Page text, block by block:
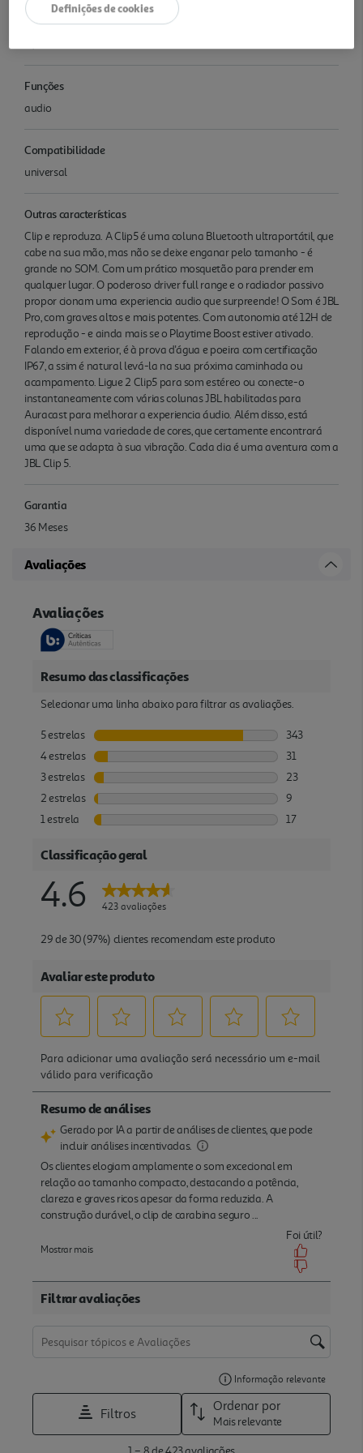
Ligações saídas
Funções
audio
Compatibilidade
universal
Outras características
Clip e reproduza. A Clip5 é uma coluna Bluetooth ultraportátil, que
cabe na sua mão, mas não se deixe enganar pelo tamanho - é
grande no SOM. Com um prático mosquetão para prender em
qualquer lugar. O poderoso driver full range e o radiador passivo
propor cionam uma experiencia audio que surpreende! O Som é JBL
Pro, com graves altos e mais potentes. Com autonomia até 12H de
reprodução - e ainda mais se o Playtime Boost estiver ativado.
Falando em exterior, é à prova d'água e poeira com certificação
IP67, a ssim é natural levá-la na sua próxima caminhada ou
acampamento. Ligue 2 Clip5 para som estéreo ou conecte-o
instantaneamente com várias colunas JBL habilitadas para
Auracast para melhorar a experiencia áudio. Além disso, está
disponível numa variedade de cores, que certamente encontrará
uma que se adapta à sua vibração. Cada dia é uma aventura com a
JBL Clip 5.
Garantia
36 Meses
Avaliações
Definições de cookies